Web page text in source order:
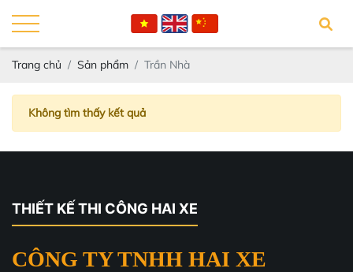
Trang chủ Sản phẩm Trần Nhà
Không tìm thấy kết quả
THIẾT KẾ THI CÔNG HAI XE
CÔNG TY TNHH HAI XE